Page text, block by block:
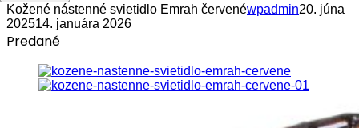
Kožené nástenné svietidlo Emrah červenéwpadmin20. júna
202514. januára 2026
Predané